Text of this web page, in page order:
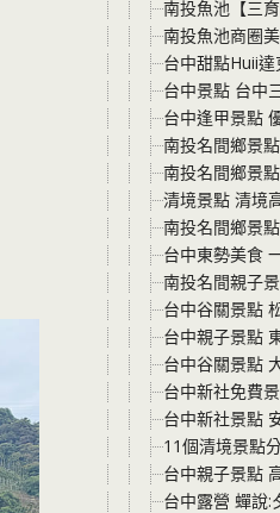
南投魚池【三
南投魚池商圈
台中甜點Huii
台中景點 台中
台中逢甲景點
南投名間鄉景
南投名間鄉景
清境景點 清境
南投名間鄉景
台中東勢美食
南投名間親子
台中谷關景點
台中親子景點
台中谷關景點
台中新社免費
台中新社景點
11個清境景點
台中親子景點
台中露營 蟬說: